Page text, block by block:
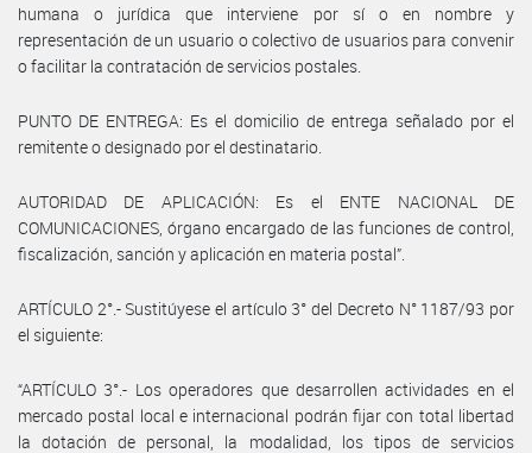
humana o jurídica que interviene por sí o en nombre y
representación de un usuario o colectivo de usuarios para convenir
o facilitar la contratación de servicios postales.
PUNTO DE ENTREGA: Es el domicilio de entrega señalado por el
remitente o designado por el destinatario.
AUTORIDAD DE APLICACIÓN: Es el ENTE NACIONAL DE
COMUNICACIONES, órgano encargado de las funciones de control,
fiscalización, sanción y aplicación en materia postal”.
ARTÍCULO 2°.- Sustitúyese el artículo 3° del Decreto N° 1187/93 por
el siguiente:
“ARTÍCULO 3°.- Los operadores que desarrollen actividades en el
mercado postal local e internacional podrán fijar con total libertad
la dotación de personal, la modalidad, los tipos de servicios